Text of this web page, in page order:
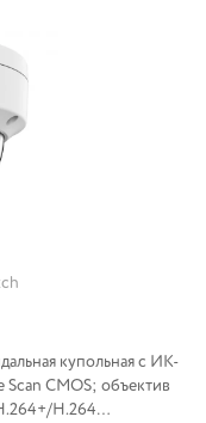
купольная с ИК-
CMOS; объектив
H.264